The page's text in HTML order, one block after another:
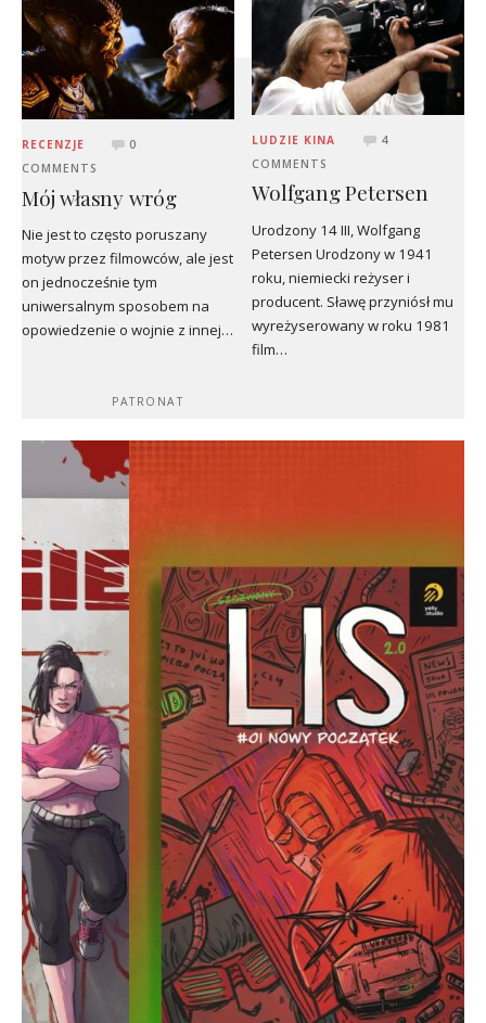
RECENZJE
0
COMMENTS
Mój własny wróg
Nie jest to często poruszany
motyw przez filmowców, ale jest
on jednocześnie tym
uniwersalnym sposobem na
opowiedzenie o wojnie z innej…
LUDZIE KINA
4
COMMENTS
Wolfgang Petersen
Urodzony 14 III, Wolfgang
Petersen Urodzony w 1941
roku, niemiecki reżyser i
producent. Sławę przyniósł mu
wyreżyserowany w roku 1981
film…
PATRONAT